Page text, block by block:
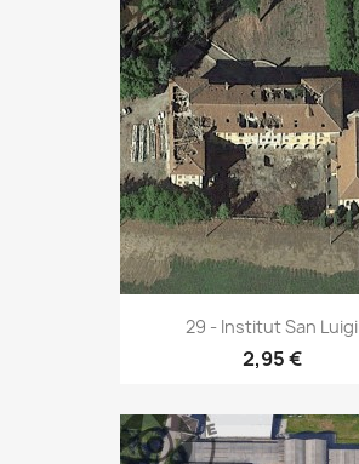
29 - Institut San Luigi
2,95 €